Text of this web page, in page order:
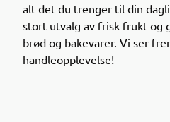
Nå kan du enkelt finne
Joker-appen!
Gjennom appen får du
alt det du trenger til din
stort utvalg av frisk frukt og
brød og bakevarer. Vi ser
handleopplevelse!